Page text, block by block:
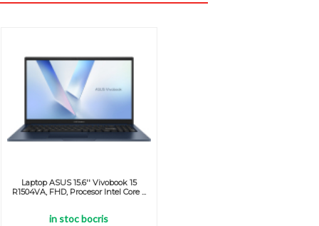
Laptop ASUS 15.6'' Vivobook 15
R1504VA, FHD, Procesor Intel Core ...
in stoc bocris